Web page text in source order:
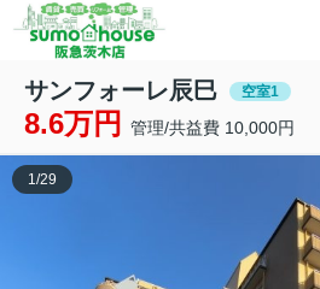
サンフォーレ辰巳 空室1
8.6万円 管理/共益費 10,000円
1/29